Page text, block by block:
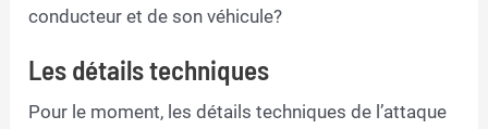
conducteur et de son véhicule?
Les détails techniques
Pour le moment, les détails techniques de l’attaque